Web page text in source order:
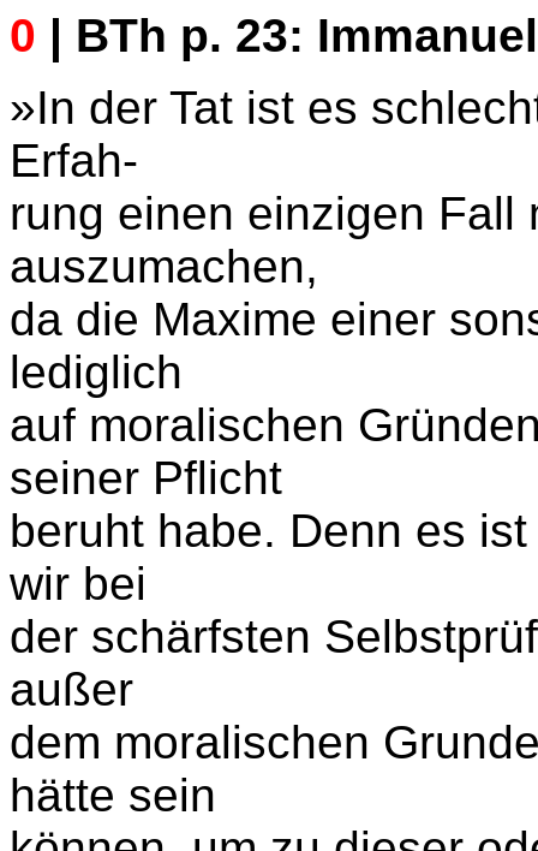
0 | BTh p. 23:
»In der Tat ist es
Erfah-
rung einen einzigen Fall
auszumachen,
da die Maxime einer
lediglich
auf moralischen
seiner Pflicht
beruht habe. Denn es
wir bei
der schärfsten
außer
dem moralischen
hätte sein